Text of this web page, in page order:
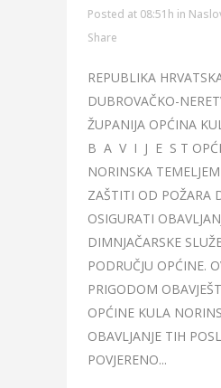
Posted at 08:51h in
Share
REPUBLIKA
DUBROVAČKO-
ŽUPANIJA OPĆINA
B A V I J E S T
NORINSKA
ZAŠTITI OD POŽARA
OSIGURATI
DIMNJAČARSKE
PODRUČJU OPĆINE.
PRIGODOM
OPĆINE KULA
OBAVLJANJE TIH
POVJERENO...